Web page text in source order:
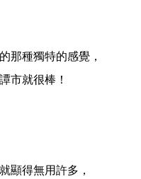
那種獨特的感覺，
市就很棒！
顯得無用許多，